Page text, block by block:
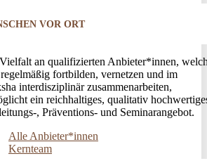
VOR ORT
an qualifizierten Anbieter*innen,
fortbilden, vernetzen und im
interdisziplinär zusammenarbeiten,
ein reichhaltiges, qualitativ
, Präventions­- und Seminarangebot.
Alle Anbieter*innen
Kernteam